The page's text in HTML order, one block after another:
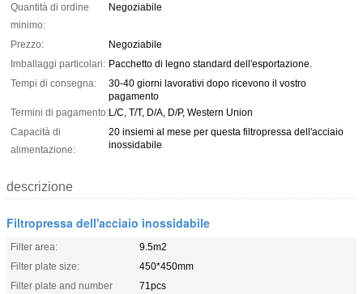
Quantità di ordine
minimo:
Negoziabile
Prezzo:
Negoziabile
Imballaggi particolari: Pacchetto di legno standard dell'esportazione.
Tempi di consegna:
30-40 giorni lavorativi dopo ricevono il vostro
pagamento
Termini di pagamento:L/C, T/T, D/A, D/P, Western Union
Capacità di
alimentazione:
20 insiemi al mese per questa filtropressa dell'acciaio
inossidabile
descrizione
Filtropressa dell'acciaio inossidabile
Filter area:
9.5m2
Filter plate size:
450*450mm
Filter plate and number
71pcs